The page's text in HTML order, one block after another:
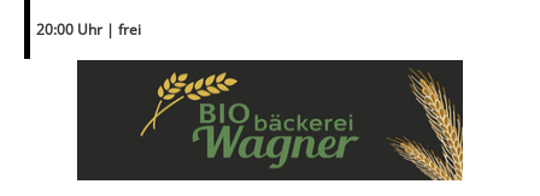
20:00 Uhr | frei